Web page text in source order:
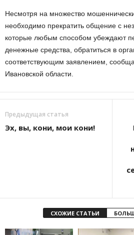
Несмотря на множество
необходимо прекратить общение с
которые любым способом убеждают
денежные средства, обратиться в
соответствующим заявлением,
Ивановской области.
Предыдущая статья
Эх, вы, кони, мои кони!
СХОЖИЕ СТАТЬИ